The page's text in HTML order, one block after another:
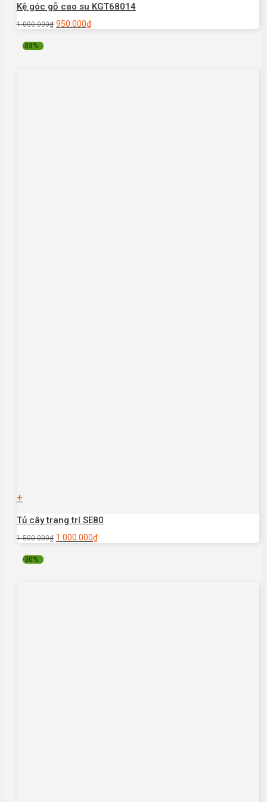
Kệ góc gỗ cao su KGT68014
1.000.000₫ 950.000₫
-33%
+
Tủ cây trang trí SE80
1.500.000₫ 1.000.000₫
-30%